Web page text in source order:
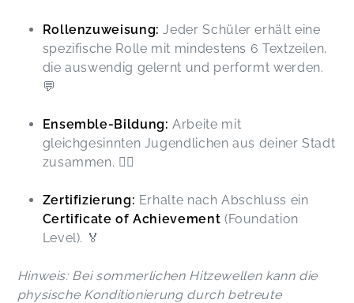
Rollenzuweisung: Jeder Schüler erhält eine
spezifische Rolle mit mindestens 6 Textzeilen,
die auswendig gelernt und performt werden.
💬
Ensemble-Bildung: Arbeite mit
gleichgesinnten Jugendlichen aus deiner Stadt
zusammen. 👯‍♀️
Zertifizierung: Erhalte nach Abschluss ein
Certificate of Achievement (Foundation
Level). 🏅
Hinweis: Bei sommerlichen Hitzewellen kann die
physische Konditionierung durch betreute